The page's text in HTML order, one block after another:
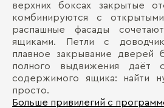
верхних боксах закрытые
комбинируются с
распашные фасады
ящиками. Петли с
плавное закрывание дверей
полного выдвижения даёт
содержимого ящика: найти
просто.
Больше привилегий с